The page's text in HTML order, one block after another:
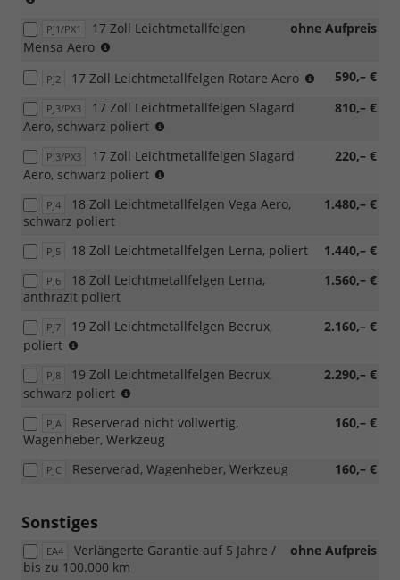
für
4x4/außer
4x4)
PJ1/PX1 ohne Aufpreis
17 Zoll Leichtmetallfelgen
Mensa Aero
PJ2 590,– €
17 Zoll Leichtmetallfelgen Rotare Aero
(außer
PJ3/PX3 810,– €
17 Zoll Leichtmetallfelgen Slagard
Aero, schwarz poliert
PJ3/PX3 220,– €
17 Zoll Leichtmetallfelgen Slagard
Aero, schwarz poliert
PJ4 1.480,– €
18 Zoll Leichtmetallfelgen Vega Aero,
schwarz poliert
PJ5 1.440,– €
18 Zoll Leichtmetallfelgen Lerna, poliert
PJ6 1.560,– €
18 Zoll Leichtmetallfelgen Lerna,
anthrazit poliert
PJ7 2.160,– €
19 Zoll Leichtmetallfelgen Becrux,
poliert
mit
s3FU/PFA/Loft
PJ8 2.290,– €
19 Zoll Leichtmetallfelgen Becrux,
schwarz poliert
mit
s3FU/PFA/Loft
PJA 160,– €
Reserverad nicht vollwertig,
Wagenheber, Werkzeug
PJC 160,– €
Reserverad, Wagenheber, Werkzeug
Sonstiges
EA4 ohne Aufpreis
Verlängerte Garantie auf 5 Jahre /
bis zu 100.000 km